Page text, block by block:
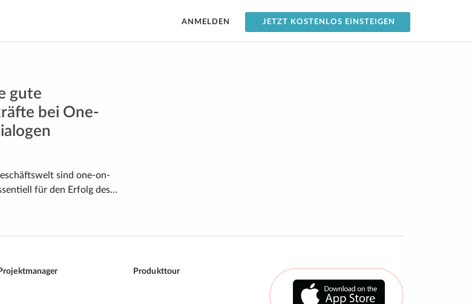
ANMELDEN JETZT KOSTENLOS EINSTEIGEN
gute
bei One-
sind one-on-
für den Erfolg des…
Projektmanager Produkttour